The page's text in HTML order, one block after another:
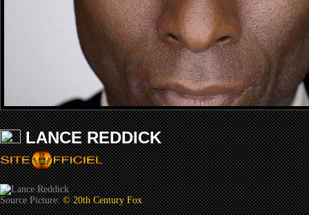
LANCE REDDICK
Source Picture:© 20th Century Fox